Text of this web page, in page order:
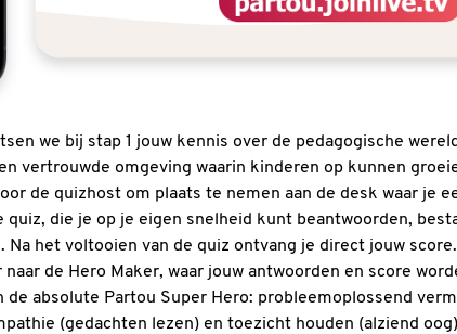
we bij stap 1 jouw kennis over de pedagogische
vertrouwde omgeving waarin kinderen op kunnen
de quizhost om plaats te nemen aan de desk waar je
die je op je eigen snelheid kunt beantwoorden,
Na het voltooien van de quiz ontvang je direct jouw
de Hero Maker, waar jouw antwoorden en score
de absolute Partou Super Hero: probleemoplossend
(gedachten lezen) en toezicht houden (alziend